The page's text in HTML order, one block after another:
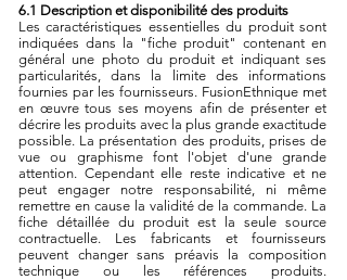
6.1 Description et disponibilité des produits
Les caractéristiques essentielles du produit sont
indiquées dans la "fiche produit" contenant en
général une photo du produit et indiquant ses
particularités, dans la limite des informations
fournies par les fournisseurs. FusionEthnique met
en œuvre tous ses moyens afin de présenter et
décrire les produits avec la plus grande exactitude
possible. La présentation des produits, prises de
vue ou graphisme font l'objet d'une grande
attention. Cependant elle reste indicative et ne
peut engager notre responsabilité, ni même
remettre en cause la validité de la commande. La
fiche détaillée du produit est la seule source
contractuelle. Les fabricants et fournisseurs
peuvent changer sans préavis la composition
technique ou les références produits.